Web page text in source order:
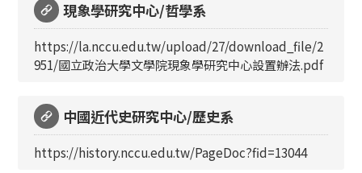
現象學研究中心/哲學系
https://la.nccu.edu.tw/upload/27/download_file/2
951/國立政治大學文學院現象學研究中心設置辦法.pdf
中國近代史研究中心/歷史系
https://history.nccu.edu.tw/PageDoc?fid=13044